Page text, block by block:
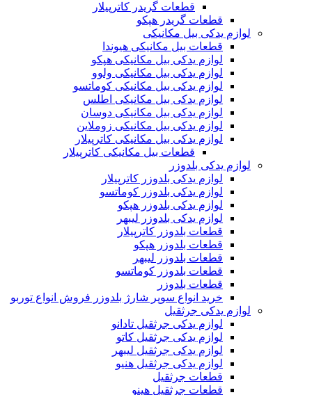
قطعات گریدر کاترپیلار
قطعات گریدر هپکو
لوازم یدکی بیل مکانیکی
قطعات بیل مکانیکی هیوندا
لوازم یدکی بیل مکانیکی هپکو
لوازم یدکی بیل مکانیکی ولوو
لوازم یدکی بیل مکانیکی کوماتسو
لوازم یدکی بیل مکانیکی اطلس
لوازم یدکی بیل مکانیکی دوسان
لوازم یدکی بیل مکانیکی زوملاین
لوازم یدکی بیل مکانیکی کاترپیلار
قطعات بیل مکانیکی کاترپیلار
لوازم یدکی بلدوزر
لوازم یدکی بلدوزر کاترپیلار
لوازم یدکی بلدوزر کوماتسو
لوازم یدکی بلدوزر هپکو
لوازم یدکی بلدوزر لیبهر
قطعات بلدوزر کاترپیلار
قطعات بلدوزر هپکو
قطعات بلدوزر لیبهر
قطعات بلدوزر کوماتسو
قطعات بلدوزر
خرید انواع سوپر شارژ بلدوزر فروش انواع توربو
لوازم یدکی جرثقیل
لوازم یدکی جرثقیل تادانو
لوازم یدکی جرثقیل کاتو
لوازم یدکی جرثقیل لیبهر
لوازم یدکی جرثقیل هنیو
قطعات جرثقیل
قطعات جرثقیل هینو